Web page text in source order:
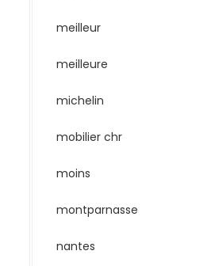
meilleur
meilleure
michelin
mobilier chr
moins
montparnasse
nantes